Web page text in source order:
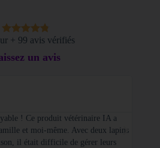
+ 99 avis vérifiés
un avis
! Ce produit vétérinaire IA a
et moi-même. Avec deux lapins
il était difficile de gérer leurs